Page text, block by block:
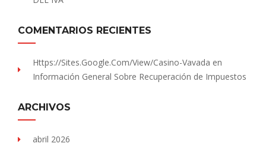
COMENTARIOS RECIENTES
Https://sites.Google.com/view/Casino-Vavada en
Información General Sobre Recuperación de Impuestos
ARCHIVOS
abril 2026